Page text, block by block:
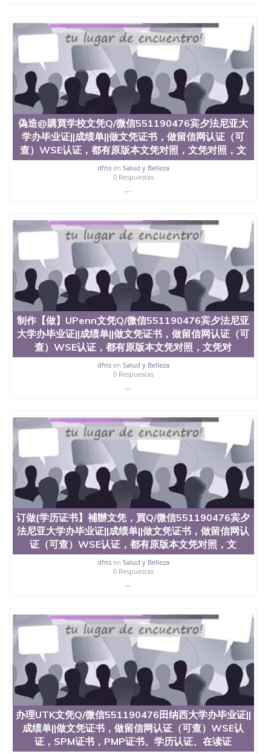
551190476 网上买文凭可靠吗QQ微信551190476买国
外文凭质量QQ微信551190476国外本科毕业证怎么办
理QQ微信551190476国外大学文凭真制作QQ微信
551190476办国外文凭可找工作QQ微信551190476国
外大学有毕业证QQ微信551190476办理国外毕业证价
格QQ微信551190476国外编号查询QQ微信551190476
办理国外文凭要交定金吗QQ微信551190476办国外可
查文凭QQ微信551190476网上购买真文凭可信吗QQ
微信551190476学士学位证书查询机构QQ微信
551190476 国外资格证书办理QQ微信551190476如何
办理学历认证QQ微信551190476海外文凭认证办理
QQ微信551190476 圣何塞州立大学（San Jose State
University, 又译为“圣荷西州立大学”）成立于1857
年，简称SJSU，是加州历史悠久的大学之一，也是美
西地区的公立大学之一。位于圣何塞市San Jose中
茅的毕业薪资，浓厚的多元化学术氛围，杰出的本科
教育质量，被《福克斯》杂志评选为全美50强公立综
合性大学，每年有来自世界各地的成百上千的海外学
生前往求学。 至今，这是一所在世界上享有学术地
位、声誉、实习机会和影响力的高等教育机构，并获
誉为美国本科教育质量的核心代表。其计算机系与会
计系更是在当今美国大学教学排名中表现优异。其毕
业生大多可以在其所处地域的世界硅谷中心得到工作
机会。许多硅谷公司甚至在学生大三和大四的学期提
供许多相应科系的实习机会。无论是加州大学系统
(UC)，还是加州州立大学系统(CSU), 圣何塞州立大学
都占据着加州所有大学中的地理位置。 圣何塞州立大
学座落于硅谷(Silicon Valley), 于附近的旧金山-圣何塞
地区为全美的重要科技中心。约有学生三万人，超过
134种学士学科和65个硕士学科，并有来自世界60余
受性肯定及好评；而各种大学部和研究所的商学课程
也吸引了众多不同国家的专业人士前来研究与学习。
二、办理流程： 1、收集客户办理信息； 2、客户付
定金下单； 3、公司确认到账转制作点做电子图；
4、电子图做好发给客户确认； 5、电子图确认好转成
品部做成品； 6、成品做好拍照或者视频确认再付余
款； 7、快递给客户（国内顺丰，国外DHL）。 三、
真实网上可查的证明材料 1、教育部学历学位认证，
留服真实存档可查，存档。 2、留学回国人员证明
（使馆认证），使馆网站真实存档可查。 3、留信网
真实可查认证办理，存档可查，终身受用。 四、办理
流程农业科学院、艺术与建筑学院、商学院、交流学
院、地球及物质科学院、教育学院、工程学院、健康
与人类发展学院、信息工程与科学学院、人文学院、
专业课程包括：会计学、MBA、财务、教育、建筑工
程、经济、医学、护理、文学、音乐、生物学、统计
学、美术、电子工程、天文学、农业、环境污染控
制、历史、电气工程、生物工程、建筑设计、工商管
理、材料科学、机械工程、航天工程、土木工程、数
学、化学、英语、社会科学、心理学、戏剧、市场营
销、机械工程、计算机科学、物理学、人工智能、商
科、金融专业 1、客户提供相关材料，确定客户办理
信息，给出操作方案； 2、补充毕业证成绩单等相关
材料； 3、留服注册申请账号，付定金； 4、预约递
交时间，公司人员陪同客户本人一起去留服递交材
料； 5、等待结果，完成结果书留服直接邮寄给客户
偽造@購買学校文凭Q/微信551190476宾夕法尼亚大
学办毕业证||成绩单||做文凭证书，做留信网认证（可
查）WSE认证，都有原版本文凭对照，文凭对照，文
dfnsen Salud y Belleza
0 Respuestas
...
制作【做】UPenn文凭Q/微信551190476宾夕法尼亚
大学办毕业证||成绩单||做文凭证书，做留信网认证（可
查）WSE认证，都有原版本文凭对照，文凭对
dfnsen Salud y Belleza
0 Respuestas
...
订做{学历证书】補辦文凭，買Q/微信551190476宾夕
法尼亚大学办毕业证||成绩单||做文凭证书，做留信网认
证（可查）WSE认证，都有原版本文凭对照，文
dfnsen Salud y Belleza
0 Respuestas
...
办理UTK文凭Q/微信551190476田纳西大学办毕业证||
成绩单||做文凭证书，做留信网认证（可查）WSE认
证，SPM证书，PMP证书、学历认证、在读证